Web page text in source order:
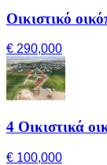
Οικιστικό
€ 290,000
4 Οικιστικά
€ 100,000